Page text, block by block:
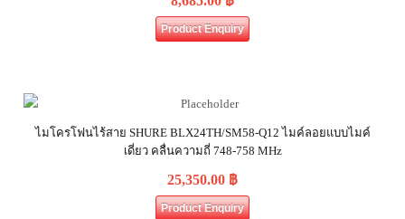
Product Enquiry
ไมโครโฟนไร้สาย SHURE BLX24TH/SM58-Q12 ไมค์ลอยแบบไมค์
เดี่ยว คลื่นความถี่ 748-758 MHz
25,350.00 ฿
Product Enquiry